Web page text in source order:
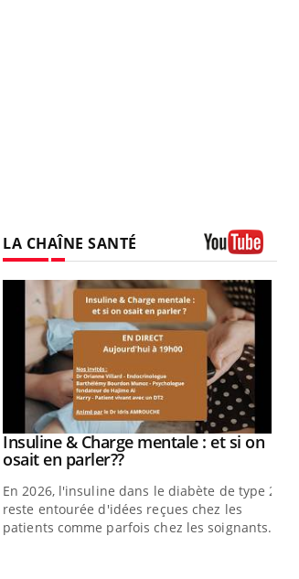
LA CHAÎNE SANTÉ
Youtube
Insuline & Charge mentale : et si on
osait en parler??Youtube
En 2026, l'insuline dans le diabète de type 2
reste entourée d'idées reçues chez les
patients comme parfois chez les soignants.